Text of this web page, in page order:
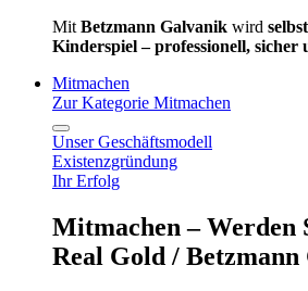
Mit Betzmann Galvanik wird
Kinderspiel – professionell, sicher
Mitmachen
Zur Kategorie Mitmachen
Unser Geschäftsmodell
Existenzgründung
Ihr Erfolg
Mitmachen – Werden
Real Gold /